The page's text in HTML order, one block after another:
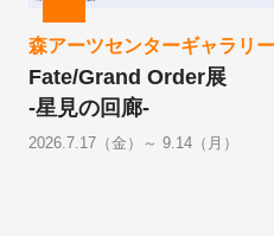
森アーツセンターギャラリー
Fate/Grand Order展
-星見の回廊-
2026.7.17（金）～ 9.14（月）